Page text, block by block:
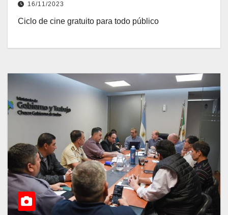
16/11/2023
Ciclo de cine gratuito para todo público